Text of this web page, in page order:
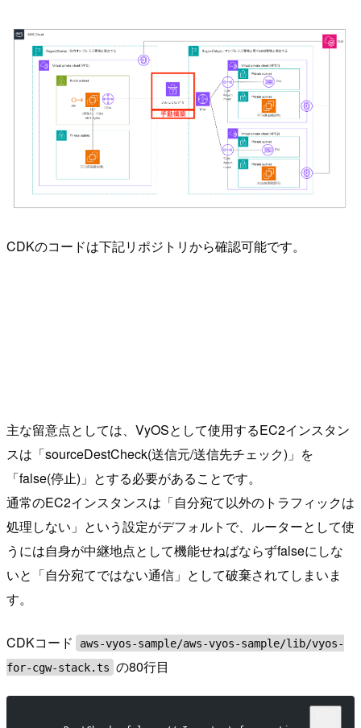
CDKのコードは下記リポジトリから確認可能です。
主な留意点としては、VyOSとして使用するEC2インスタン
スは「sourceDestCheck(送信元/送信先チェック)」を
「false(停止)」とする必要があることです。
通常のEC2インスタンスは「自分宛て以外のトラフィックは
処理しない」という設定がデフォルトで、ルーターとして使
うには自身が中継地点として機能せねばならずfalseにしな
いと「自分宛てではない通信」として破棄されてしまいま
す。
CDKコード
aws-vyos-sample/aws-vyos-sample/lib/vyos-
for-cgw-stack.ts の80行目